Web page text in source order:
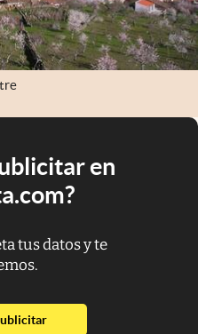
en
tus datos y te
abre en nueva pestaña